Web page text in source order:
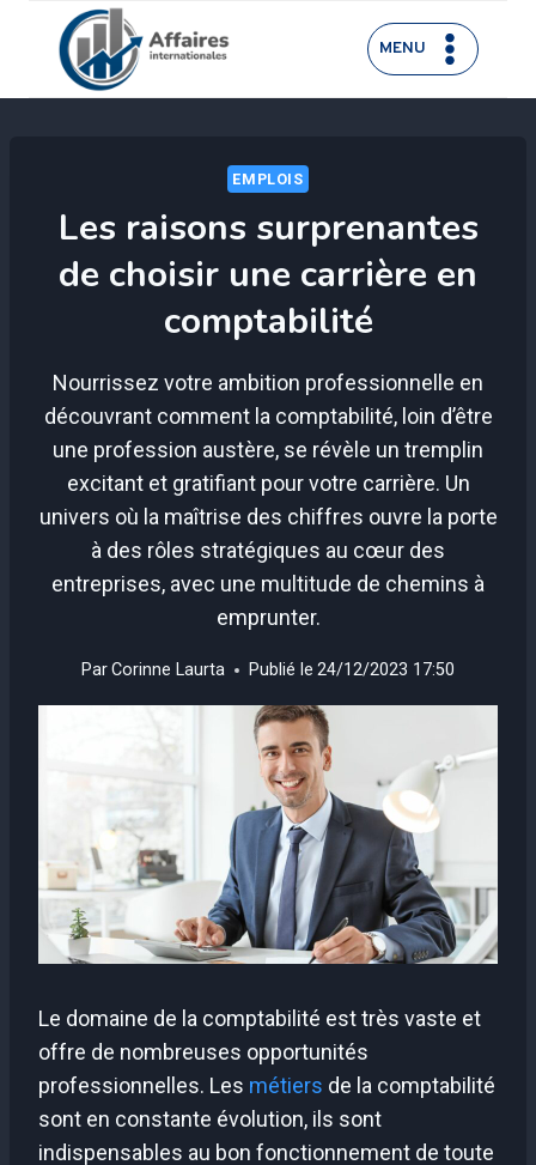
contenu
MENU
EMPLOIS
Les raisons surprenantes
de choisir une carrière en
comptabilité
Nourrissez votre ambition professionnelle en
découvrant comment la comptabilité, loin d’être
une profession austère, se révèle un tremplin
excitant et gratifiant pour votre carrière. Un
univers où la maîtrise des chiffres ouvre la porte
à des rôles stratégiques au cœur des
entreprises, avec une multitude de chemins à
emprunter.
ParCorinne Laurta Publié le 24/12/2023 17:50
Le domaine de la comptabilité est très vaste et
offre de nombreuses opportunités
professionnelles. Les métiers de la comptabilité
sont en constante évolution, ils sont
indispensables au bon fonctionnement de toute